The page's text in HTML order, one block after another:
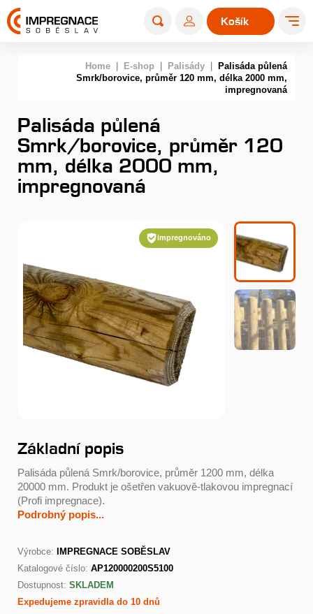
0
Košík
Home E-shop Palisády
Palisáda půlená
Smrk/borovice, průměr 120 mm, délka 2000 mm,
impregnovaná
Palisáda půlená
Smrk/borovice, průměr 120
mm, délka 2000 mm,
impregnovaná
impregnováno
Základní popis
Palisáda půlená Smrk/borovice, průměr 1200 mm, délka
20000 mm. Produkt je ošetřen vakuově-tlakovou impregnací
(Profi impregnace).
Podrobný popis...
Výrobce:
IMPREGNACE SOBĚSLAV
Katalogové číslo: AP120000200S5100
Dostupnost: SKLADEM
Expedujeme zpravidla do 10 dnů